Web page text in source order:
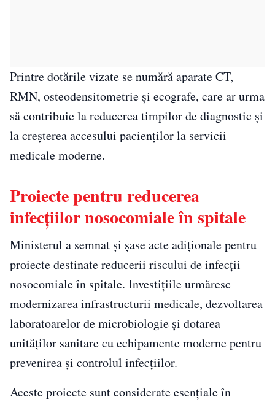
Printre dotările vizate se numără aparate CT,
RMN, osteodensitometrie și ecografe, care ar urma
să contribuie la reducerea timpilor de diagnostic și
la creșterea accesului pacienților la servicii
medicale moderne.
Proiecte pentru reducerea
infecțiilor nosocomiale în spitale
Ministerul a semnat și șase acte adiționale pentru
proiecte destinate reducerii riscului de infecții
nosocomiale în spitale. Investițiile urmăresc
modernizarea infrastructurii medicale, dezvoltarea
laboratoarelor de microbiologie și dotarea
unităților sanitare cu echipamente moderne pentru
prevenirea și controlul infecțiilor.
Aceste proiecte sunt considerate esențiale în